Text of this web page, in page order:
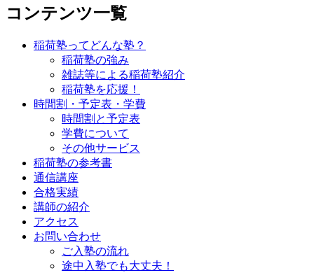
コンテンツ一覧
稲荷塾ってどんな塾？
稲荷塾の強み
雑誌等による稲荷塾紹介
稲荷塾を応援！
時間割・予定表・学費
時間割と予定表
学費について
その他サービス
稲荷塾の参考書
通信講座
合格実績
講師の紹介
アクセス
お問い合わせ
ご入塾の流れ
途中入塾でも大丈夫！